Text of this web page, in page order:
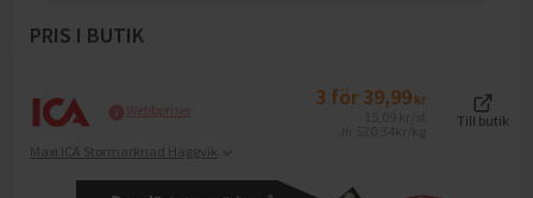
PRIS I BUTIK
Webbpriser 3 för 39,99 kr
Till butik
Maxi ICA Stormarknad Häggvik